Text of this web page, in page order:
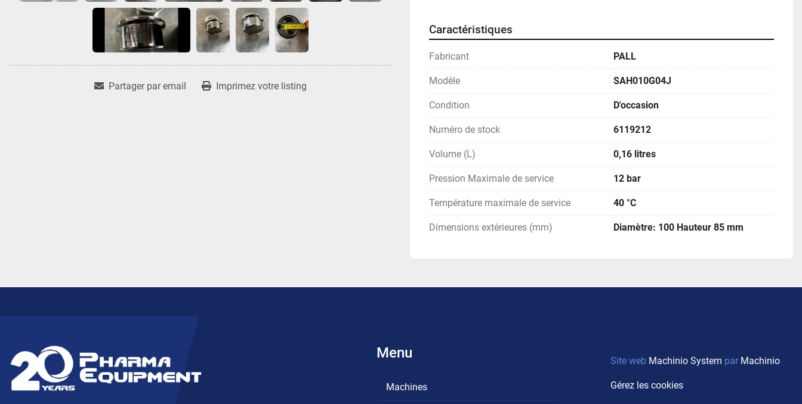
Partager par email Imprimez votre listing
Caractéristiques
Fabricant PALL
Modèle SAH010G04J
Condition D'occasion
Numéro de stock 6119212
Volume (L) 0,16 litres
Pression Maximale de service 12 bar
Température maximale de service 40 °C
Dimensions extérieures (mm) Diamètre: 100 Hauteur 85 mm
Menu
Machines
Site web Machinio System par Machinio
Gérez les cookies